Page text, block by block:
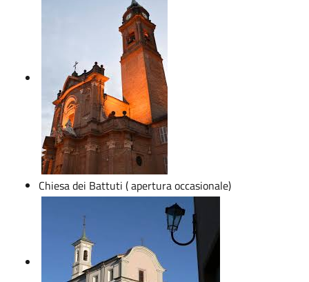
Chiesa dei Battuti ( apertura occasionale)